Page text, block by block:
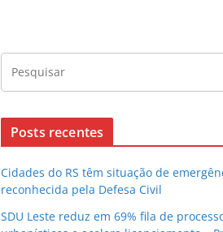
Posts recentes
Cidades do RS têm situação de
reconhecida pela Defesa Civil
SDU Leste reduz em 69% fila de